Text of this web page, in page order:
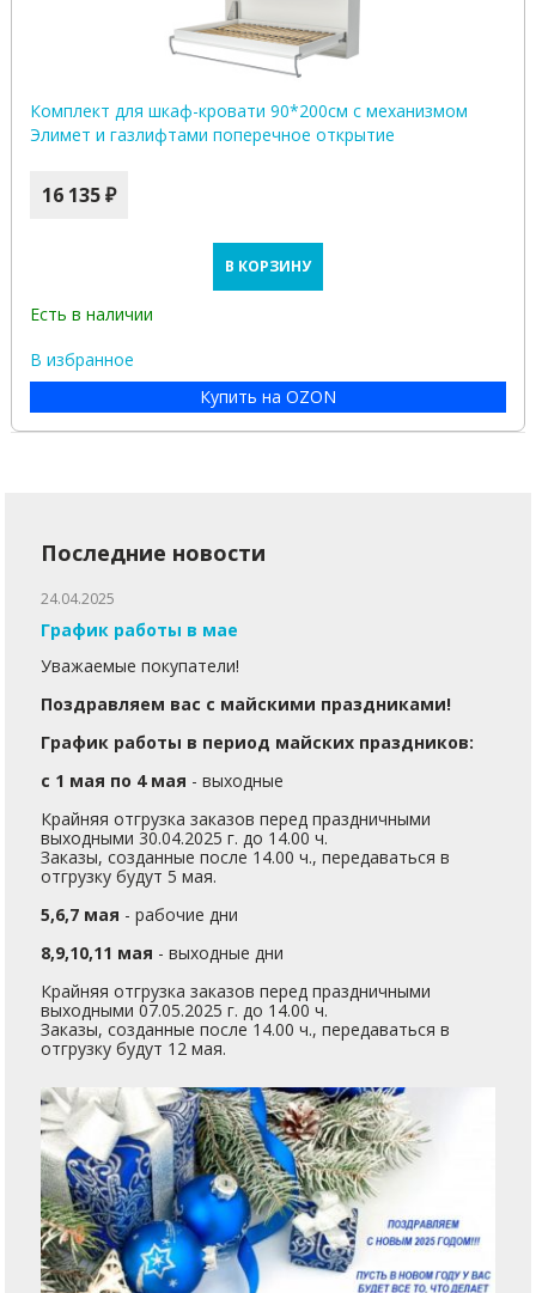
Комплект для шкаф-кровати 90*200см с механизмом
Элимет и газлифтами поперечное открытие
16 135 ₽
В КОРЗИНУ
Есть в наличии
В избранное
Купить на OZON
Последние новости
24.04.2025
График работы в мае
Уважаемые покупатели!
Поздравляем вас с майскими праздниками!
График работы в период майских праздников:
с 1 мая по 4 мая - выходные
Крайняя отгрузка заказов перед праздничными
выходными 30.04.2025 г. до 14.00 ч.
Заказы, созданные после 14.00 ч., передаваться в
отгрузку будут 5 мая.
5,6,7 мая - рабочие дни
8,9,10,11 мая - выходные дни
Крайняя отгрузка заказов перед праздничными
выходными 07.05.2025 г. до 14.00 ч.
Заказы, созданные после 14.00 ч., передаваться в
отгрузку будут 12 мая.